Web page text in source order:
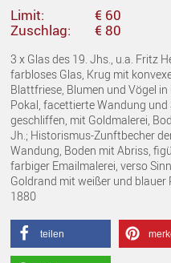
Limit:
€ 60
Zuschlag:
€ 80
3 x Glas des 19. Jhs., u.a. Fritz
farbloses Glas, Krug mit
Blattfriese, Blumen und Vögel
Pokal, facettierte Wandung
geschliffen, mit Goldmalerei,
Jh.; Historismus-Zunftbecher
Wandung, Boden mit Abriss,
farbiger Emailmalerei, verso
Goldrand mit weißer und blauer
1880
teilen